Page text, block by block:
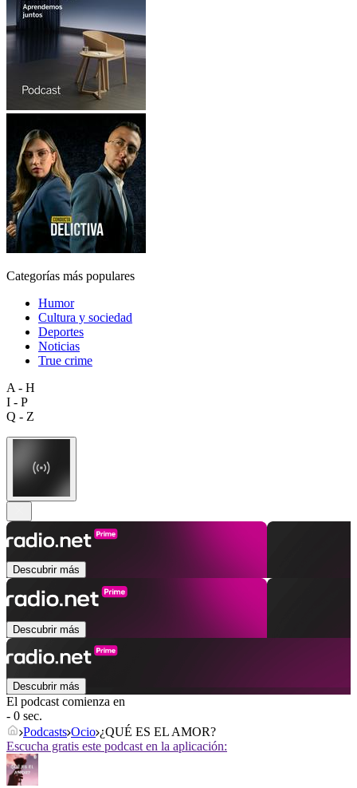
Categorías más populares
Humor
Cultura y sociedad
Deportes
Noticias
True crime
A - H
I - P
Q - Z
Descubrir más
Descubrir más
Descubrir más
El podcast comienza en
- 0 sec.
Podcasts Ocio ¿QUÉ ES EL AMOR?
Escucha gratis este podcast en la aplicación: